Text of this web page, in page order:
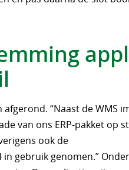
“Naast de WMS
van ons ERP-pakket op
ook de
gebruik genomen.”